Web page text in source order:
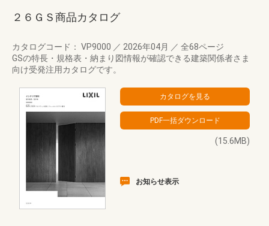
２６ＧＳ商品カタログ
カタログコード： VP9000 ／ 2026年04月 ／ 全68ページ
GSの特長・規格表・納まり図情報が確認できる建築関係者さま
向け受発注用カタログです。
(15.6MB)
お知らせ表示